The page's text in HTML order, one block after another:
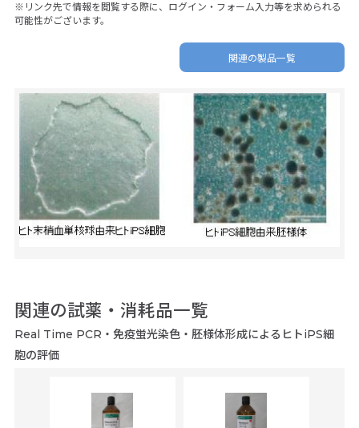
※リンク先で情報を閲覧する際に、ログイン・フォーム入力等を求められる
可能性がございます。
関連の製品一覧
関連の試薬・消耗品一覧
Real Time PCR・免疫蛍光染色・胚様体形成によるヒトiPS細
胞の評価